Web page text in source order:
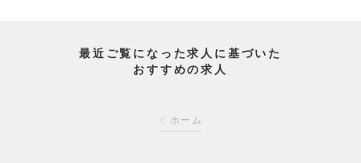
最近ご覧になった求人に基づいた
おすすめの求人
ホーム